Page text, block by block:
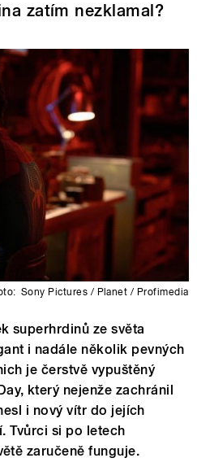
zatím nezklamal?
Sony Pictures / Planet / Profimedia
superhrdinů ze světa
i nadále několik pevných
je čerstvě vypuštěný
který nejenže zachránil
i nový vítr do jejích
Tvůrci si po letech
zaručeně funguje.